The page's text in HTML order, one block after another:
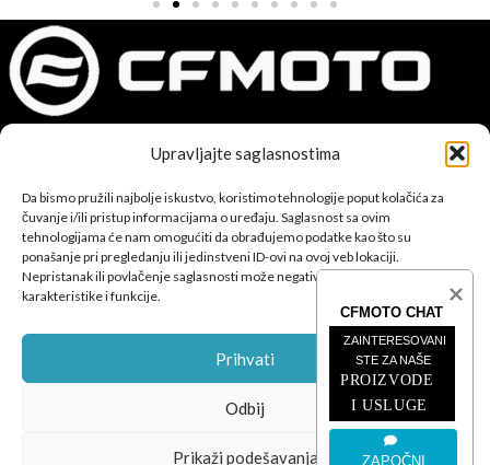
Upravljajte saglasnostima
Da bismo pružili najbolje iskustvo, koristimo tehnologije poput kolačića za
čuvanje i/ili pristup informacijama o uređaju. Saglasnost sa ovim
tehnologijama će nam omogućiti da obrađujemo podatke kao što su
ponašanje pri pregledanju ili jedinstveni ID-ovi na ovoj veb lokaciji.
Nepristanak ili povlačenje saglasnosti može negativno uticati na određene
karakteristike i funkcije.
Prihvati
Odbij
Prikaži podešavanja
CFMOTO proizvodi dizajnirani su za one koji od vozila očekuju
savršene performanse, pouzdanost i maksimalno uzbuđenje u
svakoj vožnji.
CFMOTO CHAT
ZAINTERESOVANI
STE ZA NAŠE
ZAPOČNI
PROIZVODE
I USLUGE